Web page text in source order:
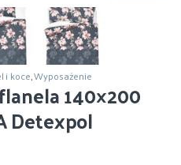
i koce,Wyposażenie
140×200
Detexpol